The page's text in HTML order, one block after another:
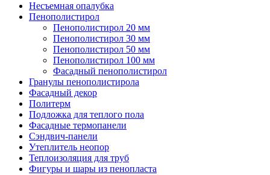
Несъемная опалубка
Пенополистирол
Пенополистирол 20 мм
Пенополистирол 30 мм
Пенополистирол 50 мм
Пенополистирол 100 мм
Фасадный пенополистирол
Гранулы пенополистирола
Фасадный декор
Политерм
Подложка для теплого пола
Фасадные термопанели
Сэндвич-панели
Утеплитель неопор
Теплоизоляция для труб
Фигуры и шары из пенопласта